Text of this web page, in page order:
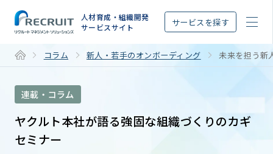
人材育成・組織開発
サービスサイト
サービスを探す
コラム 新人・若手のオンボーディング 未来を担う新
連載・コラム
ヤクルト本社が語る強固な組織づくりのカギ
セミナー